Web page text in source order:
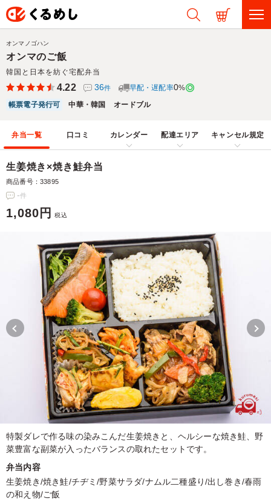
オンマのご飯
韓国と日本を紡ぐ宅配弁当
オンマノゴハン
4.22 36件 早配・遅配率0%
帳票電子発行可
中華・韓国 オードブル
弁当一覧 口コミ カレンダー 配達エリア キャンセル規定
生姜焼き×焼き鮭弁当
商品番号：33895
-件
1,080円 税込
特製ダレで作る味の染みこんだ生姜焼きと、ヘルシーな焼き鮭、野
菜豊富な副菜が入ったバランスの取れたセットです。
弁当内容
生姜焼き/焼き鮭/チヂミ/野菜サラダ/ナムル二種盛り/出し巻き/春雨
の和え物/ご飯